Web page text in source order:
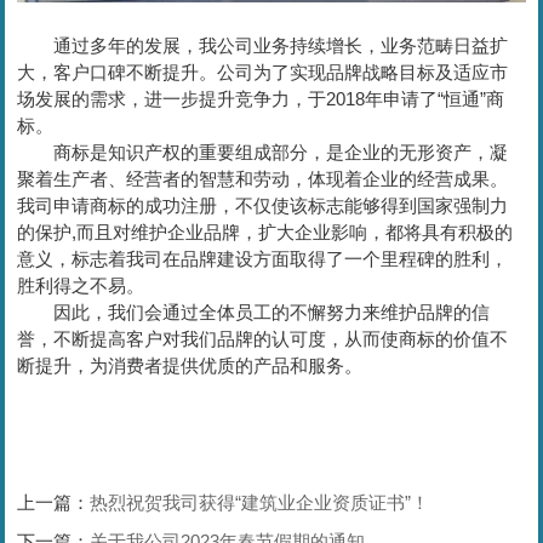
通过多年的发展，我公司业务持续增长，业务范畴日益扩
大，客户口碑不断提升。公司为了实现品牌战略目标及适应市
场发展的需求，进一步提升竞争力，于2018年申请了“恒通”商
标。
商标是知识产权的重要组成部分，是企业的无形资产，凝
聚着生产者、经营者的智慧和劳动，体现着企业的经营成果。
我司申请商标的成功注册，不仅使该标志能够得到国家强制力
的保护,而且对维护企业品牌，扩大企业影响，都将具有积极的
意义，标志着我司在品牌建设方面取得了一个里程碑的胜利，
胜利得之不易。
因此，我们会通过全体员工的不懈努力来维护品牌的信
誉，不断提高客户对我们品牌的认可度，从而使商标的价值不
断提升，为消费者提供优质的产品和服务。
上一篇：热烈祝贺我司获得“建筑业企业资质证书”！